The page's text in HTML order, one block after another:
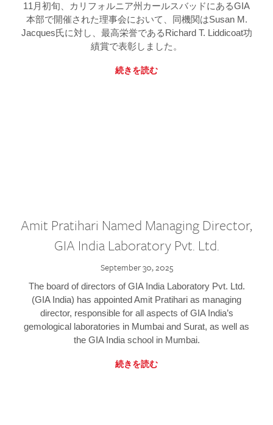
11月初旬、カリフォルニア州カールスバッドにあるGIA
本部で開催された理事会において、同機関はSusan M.
Jacques氏に対し、最高栄誉であるRichard T. Liddicoat功
績賞で表彰しました。
続きを読む
Amit Pratihari Named Managing Director,
GIA India Laboratory Pvt. Ltd.
September 30, 2025
The board of directors of GIA India Laboratory Pvt. Ltd.
(GIA India) has appointed Amit Pratihari as managing
director, responsible for all aspects of GIA India’s
gemological laboratories in Mumbai and Surat, as well as
the GIA India school in Mumbai.
続きを読む